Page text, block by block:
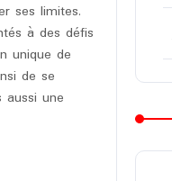
ses limites.
à des défis
unique de
de se
une